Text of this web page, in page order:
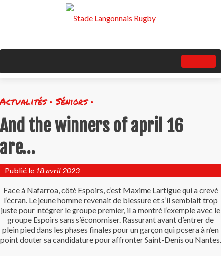
Actualités • Séniors •
And the winners of april 16
are…
Publié le 18 avril 2023
Face à Nafarroa, côté Espoirs, c’est Maxime Lartigue qui a crevé
l’écran. Le jeune homme revenait de blessure et s’il semblait trop
juste pour intégrer le groupe premier, il a montré l’exemple avec le
groupe Espoirs sans s’économiser. Rassurant avant d’entrer de
plein pied dans les phases finales pour un garçon qui posera à n’en
point douter sa candidature pour affronter Saint-Denis ou Nantes.